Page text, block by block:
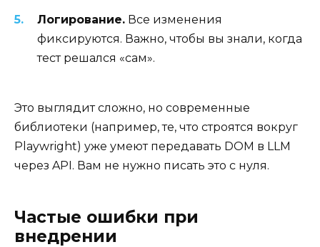
Логирование. Все изменения
фиксируются. Важно, чтобы вы знали, когда
тест решался «сам».
Это выглядит сложно, но современные
библиотеки (например, те, что строятся вокруг
Playwright) уже умеют передавать DOM в LLM
через API. Вам не нужно писать это с нуля.
Частые ошибки при
внедрении